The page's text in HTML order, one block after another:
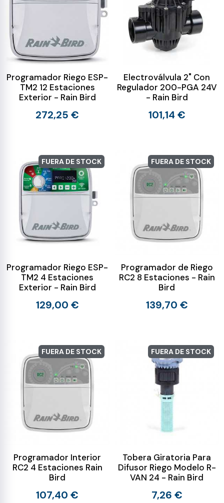
Programador Riego ESP-
TM2 12 Estaciones
Exterior - Rain Bird
272,25 €
Electroválvula 2" Con
Regulador 200-PGA 24V
- Rain Bird
101,14 €
FUERA DE STOCK
Programador Riego ESP-
TM2 4 Estaciones
Exterior - Rain Bird
129,00 €
FUERA DE STOCK
Programador de Riego
RC2 8 Estaciones - Rain
Bird
139,70 €
FUERA DE STOCK
Programador Interior
RC2 4 Estaciones Rain
Bird
107,40 €
FUERA DE STOCK
Tobera Giratoria Para
Difusor Riego Modelo R-
VAN 24 - Rain Bird
7,26 €